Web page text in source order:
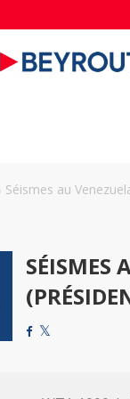
Séismes au
SÉISMES